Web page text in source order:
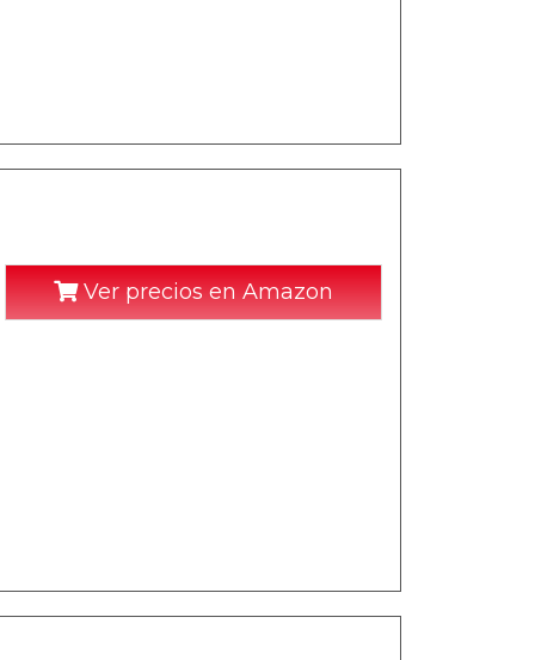
Ver precios en Amazon